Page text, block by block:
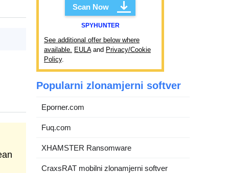
Scan Now
SPYHUNTER
See additional offer below where
available. EULAand Privacy/Cookie
Policy.
Popularni zlonamjerni softver
Eporner.com
Fuq.com
XHAMSTER Ransomware
CraxsRAT mobilni zlonamjerni softver